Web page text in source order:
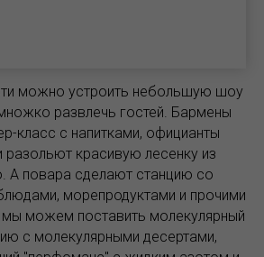
можно устроить небольшую шоу
развлечь гостей. Бармены
класс с напитками, официанты
разольют красивую лесенку из
А повара сделают станцию со
морепродуктами и прочими
можем поставить молекулярный
с молекулярными десертами,